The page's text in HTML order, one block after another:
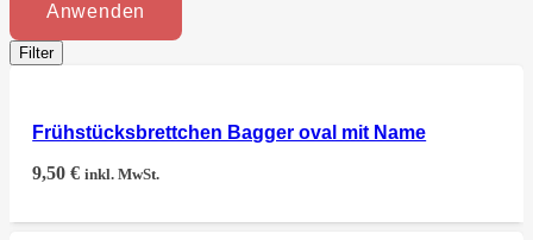
Anwenden
Filter
Frühstücksbrettchen Bagger oval mit Name
9,50€ inkl. MwSt.